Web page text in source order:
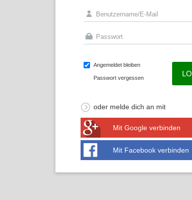
Angemeldet bleiben
Passwort vergessen
oder melde dich an mit
Mit Google verbinden
Mit Facebook verbinden